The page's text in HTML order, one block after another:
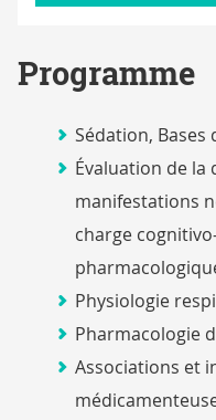
Programme
Sédation, Bases
Évaluation de la
manifestations
charge
Physiologie
Pharmacologie
Associations et